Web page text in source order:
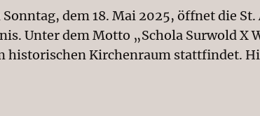
dem 18. Mai 2025, öffnet die
Unter dem Motto „Schola Surwold X
Kirchenraum stattfindet.